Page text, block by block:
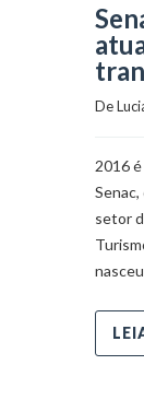
De
2016
setor